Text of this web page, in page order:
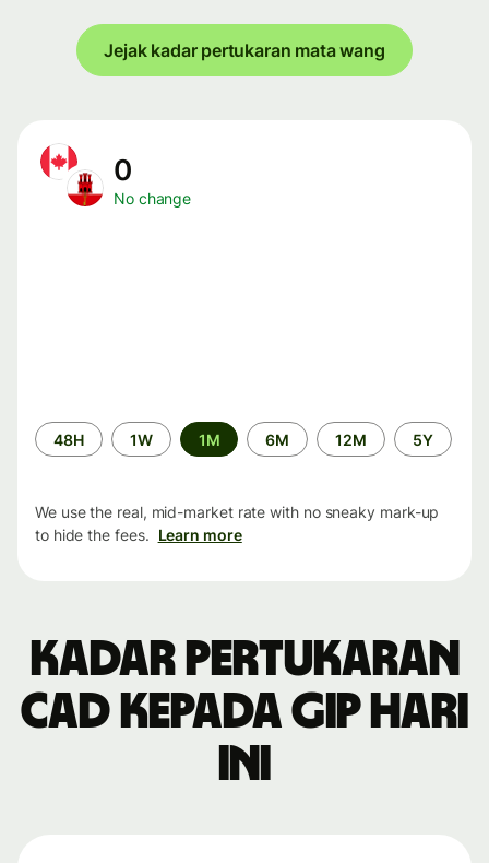
Jejak kadar pertukaran mata wang
0
No change
Time
period
48H 1W 1M 6M 12M 5Y
We use the real, mid-market rate with no sneaky mark-up
to hide the fees. Learn more
Kadar pertukaran
CAD kepada GIP hari
ini